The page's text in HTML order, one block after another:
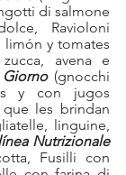
di salmone
Ravioloni
y tomates
avena e
(gnocchi
y con jugos
que les brindan
linguine,
Nutrizionale
Fusilli con